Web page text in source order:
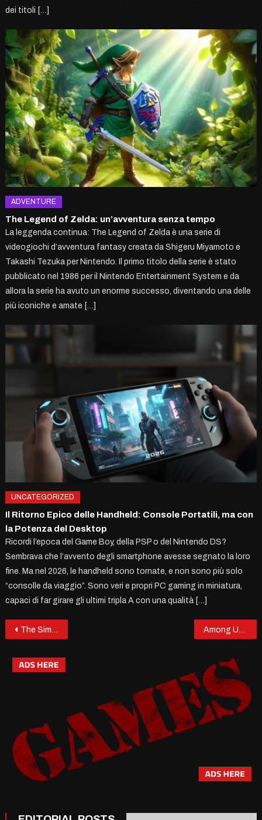
dei titoli […]
ADVENTURE
The Legend of Zelda: un’avventura senza tempo
La leggenda continua: The Legend of Zelda è una serie di
videogiochi d’avventura fantasy creata da Shigeru Miyamoto e
Takashi Tezuka per Nintendo. Il primo titolo della serie è stato
pubblicato nel 1986 per il Nintendo Entertainment System e da
allora la serie ha avuto un enorme successo, diventando una delle
più iconiche e amate […]
UNCATEGORIZED
Il Ritorno Epico delle Handheld: Console Portatili, ma con
la Potenza del Desktop
Ricordi l’epoca del Game Boy, della PSP o del Nintendo DS?
Sembrava che l’avvento degli smartphone avesse segnato la loro
fine. Ma nel 2026, le handheld sono tornate, e non sono più solo
“consolle da viaggio”. Sono veri e propri PC gaming in miniatura,
capaci di far girare gli ultimi tripla A con una qualità […]
Post
navigation
The Sims: Un Simulatore di Vita che ha Conquistato il Mondo